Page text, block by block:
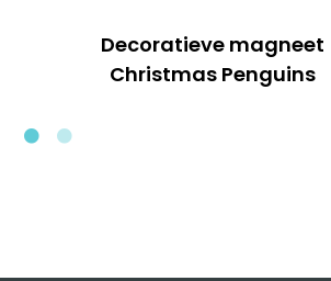
Decoratieve magneet
Christmas Penguins